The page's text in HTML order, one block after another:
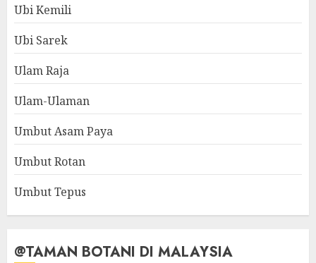
Ubi Kemili
Ubi Sarek
Ulam Raja
Ulam-Ulaman
Umbut Asam Paya
Umbut Rotan
Umbut Tepus
@TAMAN BOTANI DI MALAYSIA